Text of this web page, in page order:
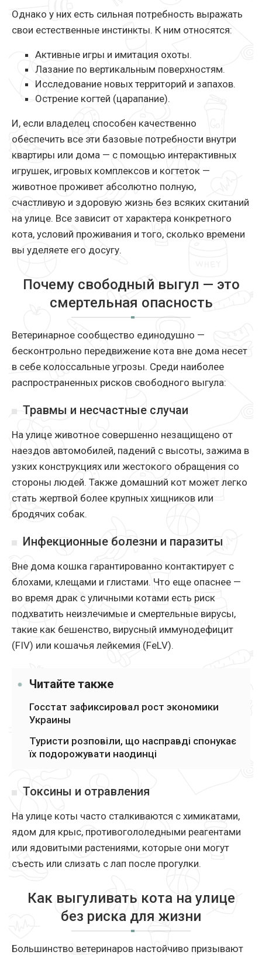
Однако у них есть сильная потребность выражать
свои естественные инстинкты. К ним относятся:
Активные игры и имитация охоты.
Лазание по вертикальным поверхностям.
Исследование новых территорий и запахов.
Острение когтей (царапание).
И, если владелец способен качественно
обеспечить все эти базовые потребности внутри
квартиры или дома — с помощью интерактивных
игрушек, игровых комплексов и когтеток —
животное проживет абсолютно полную,
счастливую и здоровую жизнь без всяких скитаний
на улице. Все зависит от характера конкретного
кота, условий проживания и того, сколько времени
вы уделяете его досугу.
Почему свободный выгул — это
смертельная опасность
Ветеринарное сообщество единодушно —
бесконтрольно передвижение кота вне дома несет
в себе колоссальные угрозы. Среди наиболее
распространенных рисков свободного выгула:
Травмы и несчастные случаи
На улице животное совершенно незащищено от
наездов автомобилей, падений с высоты, зажима в
узких конструкциях или жестокого обращения со
стороны людей. Также домашний кот может легко
стать жертвой более крупных хищников или
бродячих собак.
Инфекционные болезни и паразиты
Вне дома кошка гарантированно контактирует с
блохами, клещами и глистами. Что еще опаснее —
во время драк с уличными котами есть риск
подхватить неизлечимые и смертельные вирусы,
такие как бешенство, вирусный иммунодефицит
(FIV) или кошачья лейкемия (FeLV).
Читайте также
Госстат зафиксировал рост экономики
Украины
Туристи розповіли, що насправді спонукає
їх подорожувати наодинці
Токсины и отравления
На улице коты часто сталкиваются с химикатами,
ядом для крыс, противогололедными реагентами
или ядовитыми растениями, которые они могут
съесть или слизать с лап после прогулки.
Как выгуливать кота на улице
без риска для жизни
Большинство ветеринаров настойчиво призывают